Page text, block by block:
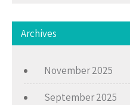
Archives
November 2025
September 2025